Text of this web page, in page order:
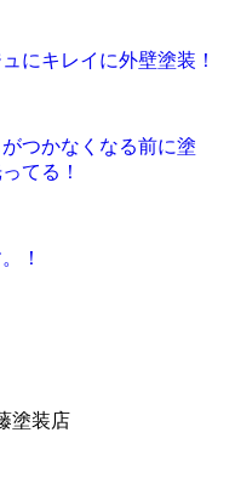
にキレイに外壁塗装！
つかなくなる前に塗
てる！
！
塗装店